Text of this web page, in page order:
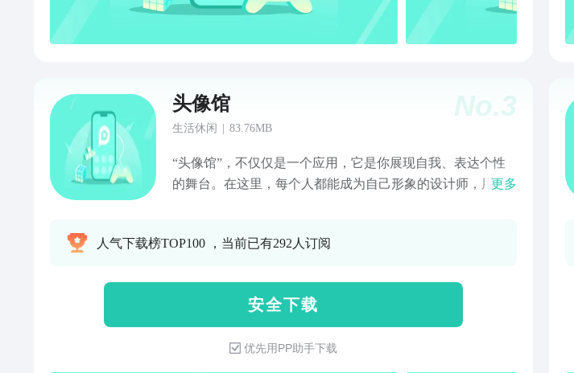
No.3
头像馆
生活休闲 83.76MB
“头像馆”，不仅仅是一个应用，它是你展现自我、表达个性
的舞台。在这里，每个人都能成为自己形象的设计师，用创
者，“头像馆”都能满足你对个性头像的所有想象。立即下
更多
人气下载榜TOP100 ，当前已有292人订阅
安 全 下 载
优先用PP助手下载